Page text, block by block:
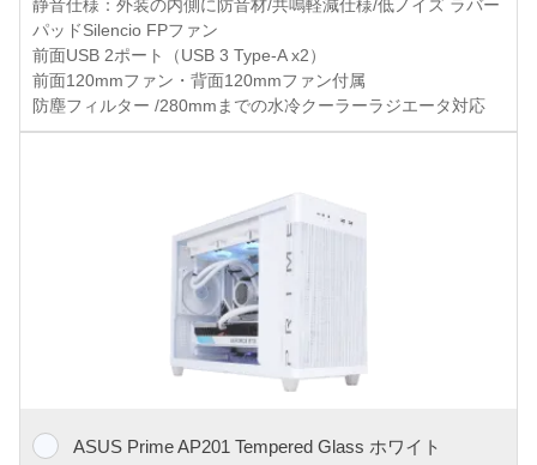
静音仕様：外装の内側に防音材/共鳴軽減仕様/低ノイズ ラバー
パッドSilencio FPファン
前面USB 2ポート（USB 3 Type-A x2）
前面120mmファン・背面120mmファン付属
防塵フィルター /280mmまでの水冷クーラーラジエータ対応
ASUS Prime AP201 Tempered Glass ホワイト